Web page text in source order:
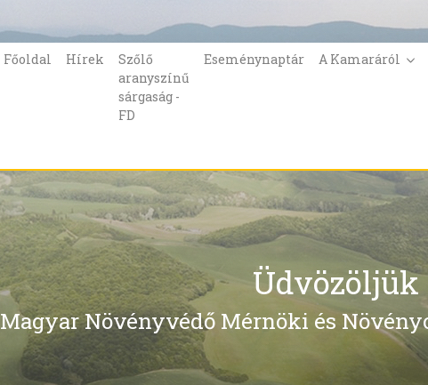
Főoldal Hírek
Szőlő
aranyszínű
sárgaság -
FD
Eseménynaptár A Kamaráról
Üdvözöljük
Növényvédő Mérnöki és